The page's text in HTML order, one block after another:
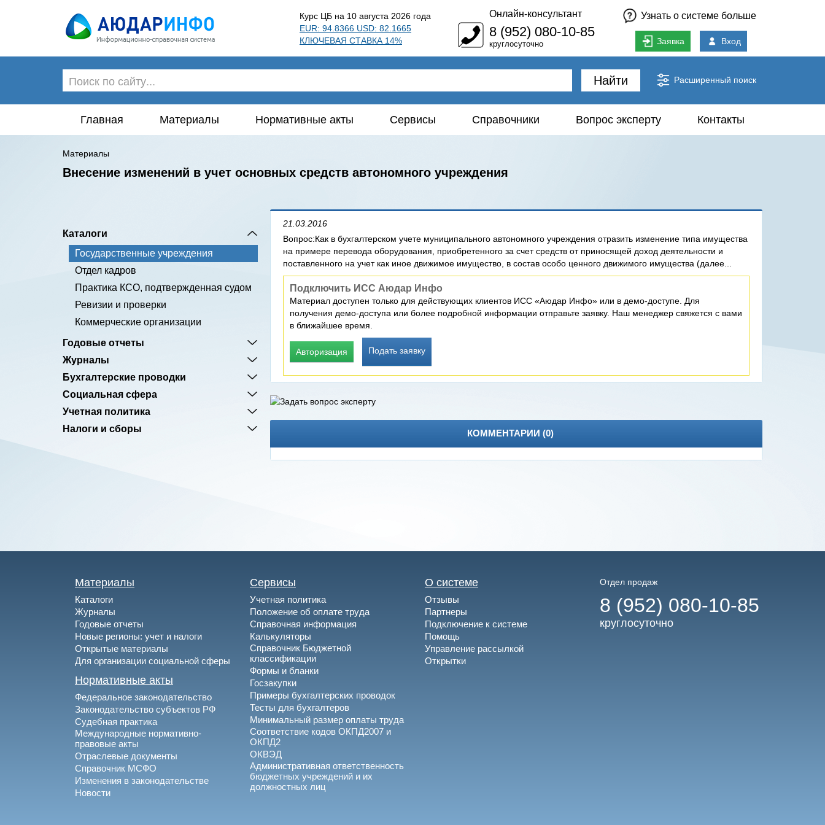
Курс ЦБ на 10 августа 2026 года
EUR: 94.8366 USD: 82.1665
КЛЮЧЕВАЯ СТАВКА 14%
Онлайн-консультант
8 (952) 080-10-85
круглосуточно
Узнать о системе больше
Заявка Вход
Найти Расширенный поиск
Главная Материалы Нормативные акты Сервисы Справочники Вопрос эксперту Контакты
Материалы
Внесение изменений в учет основных средств автономного учреждения
Каталоги
Государственные учреждения
Отдел кадров
Практика КСО, подтвержденная судом
Ревизии и проверки
Коммерческие организации
Годовые отчеты
Журналы
Бухгалтерские проводки
Социальная сфера
Учетная политика
Налоги и сборы
21.03.2016
Вопрос:Как в бухгалтерском учете муниципального автономного учреждения отразить изменение типа имущества
на примере перевода оборудования, приобретенного за счет средств от приносящей доход деятельности и
поставленного на учет как иное движимое имущество, в состав особо ценного движимого имущества (далее...
Подключить ИСС Аюдар Инфо
Материал доступен только для действующих клиентов ИСС «Аюдар Инфо» или в демо-доступе. Для
получения демо-доступа или более подробной информации отправьте заявку. Наш менеджер свяжется с вами
в ближайшее время.
Авторизация Подать заявку
КОММЕНТАРИИ (0)
Материалы
Каталоги
Журналы
Годовые отчеты
Новые регионы: учет и налоги
Открытые материалы
Для организации социальной сферы
Нормативные акты
Федеральное законодательство
Законодательство субъектов РФ
Судебная практика
Международные нормативно-
правовые акты
Отраслевые документы
Справочник МСФО
Изменения в законодательстве
Новости
Сервисы
Учетная политика
Положение об оплате труда
Справочная информация
Калькуляторы
Справочник Бюджетной
классификации
Формы и бланки
Госзакупки
Примеры бухгалтерских проводок
Тесты для бухгалтеров
Минимальный размер оплаты труда
Соответствие кодов ОКПД2007 и
ОКПД2
ОКВЭД
Административная ответственность
бюджетных учреждений и их
должностных лиц
О системе
Отзывы
Партнеры
Подключение к системе
Помощь
Управление рассылкой
Открытки
Отдел продаж
8 (952) 080-10-85
круглосуточно